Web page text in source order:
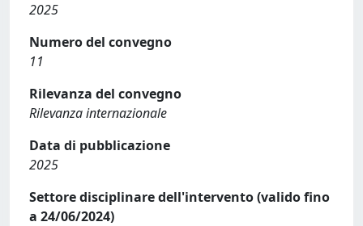
2025
Numero del convegno
11
Rilevanza del convegno
Rilevanza internazionale
Data di pubblicazione
2025
Settore disciplinare dell'intervento (valido fino
a 24/06/2024)